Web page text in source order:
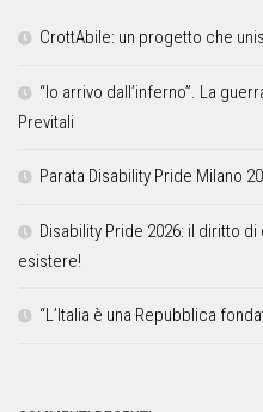
CrottAbile: un progetto che
“Io arrivo dall’inferno”. La
Previtali
Parata Disability Pride Milano
Disability Pride 2026: il diritto
esistere!
“L’Italia è una Repubblica